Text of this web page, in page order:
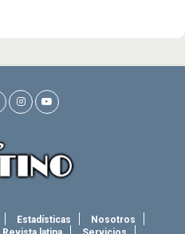
Estadísticas
Nosotros